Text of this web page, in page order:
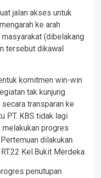
jalan akses untuk
ke arah
(dibelakang
tersebut dikawal
komitmen win-win
tak kunjung
transparan ke
PT. KBS tidak lagi
melakukan progres
dilakukan
Kel.Bukit Merdeka.
penutupan